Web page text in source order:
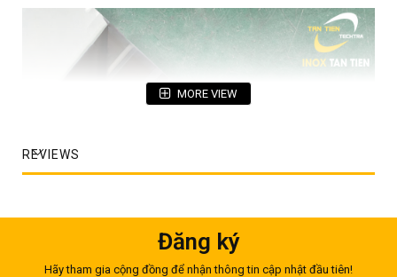
MORE VIEW
REVIEWS
Đăng ký
Hãy tham gia cộng đồng để nhận thông tin cập nhật đầu tiên!